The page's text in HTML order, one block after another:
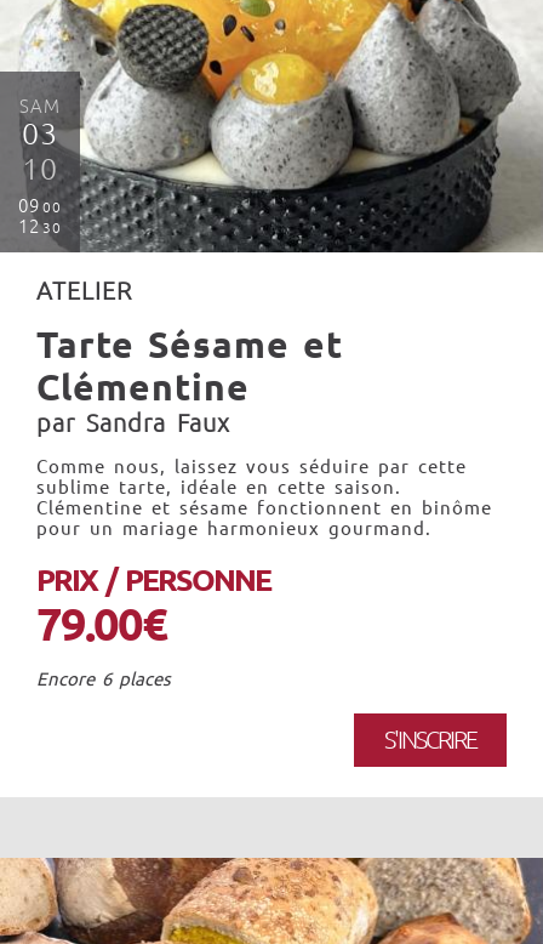
SAM
03
10
09 00
1230
ATELIER
Tarte Sésame et
Clémentine
par Sandra Faux
Comme nous, laissez vous séduire par cette
sublime tarte, idéale en cette saison.
Clémentine et sésame fonctionnent en binôme
pour un mariage harmonieux gourmand.
PRIX / PERSONNE
79.00€
Encore 6 places
S'INSCRIRE